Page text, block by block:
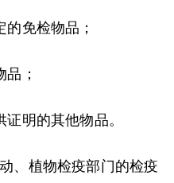
免检物品；
；
明的其他物品。
植物检疫部门的检疫